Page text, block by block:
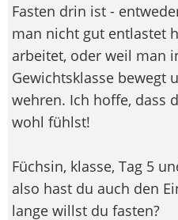
Fasten drin ist -
man nicht gut entlastet
arbeitet, oder weil man
Gewichtsklasse bewegt
wehren. Ich hoffe, dass
wohl fühlst!
Füchsin, klasse, Tag 5
also hast du auch den
lange willst du fasten?